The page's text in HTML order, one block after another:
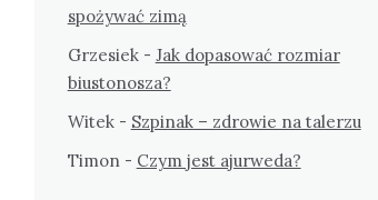
spożywać zimą
Grzesiek- Jak dopasować rozmiar
biustonosza?
Witek- Szpinak – zdrowie na talerzu
Timon- Czym jest ajurweda?